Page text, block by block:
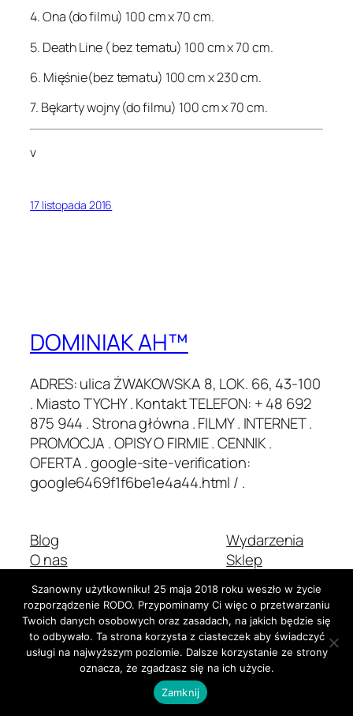
4. Ona (do filmu) 100 cm x 70 cm.
5. Death Line ( bez tematu) 100 cm x 70 cm.
6. Mięśnie(bez tematu) 100 cm x 230 cm.
7. Bękarty wojny (do filmu) 100 cm x 70 cm.
v
17 listopada 2016
DOMINIAK AH™
ADRES: ulica ŻWAKOWSKA 8, LOK. 66, 43-100
. Miasto TYCHY . Kontakt TELEFON: + 48 692
875 944 . Strona główna . FILMY . INTERNET .
PROMOCJA . OPISY O FIRMIE . CENNIK .
OFERTA . google-site-verification:
google6469f1f6be1e4a44.html / .
Blog
O nas
Autorzy
Wydarzenia
Sklep
Motywy
Dwadzieścia Dwadzieścia-Pięć Stworzone zWordPress
Szanowny użytkowniku! 25 maja 2018 roku weszło w życie
rozporządzenie RODO. Przypominamy Ci więc o przetwarzaniu
Twoich danych osobowych oraz zasadach, na jakich będzie się
to odbywało. Ta strona korzysta z ciasteczek aby świadczyć
usługi na najwyższym poziomie. Dalsze korzystanie ze strony
oznacza, że zgadzasz się na ich użycie.
Zamknij